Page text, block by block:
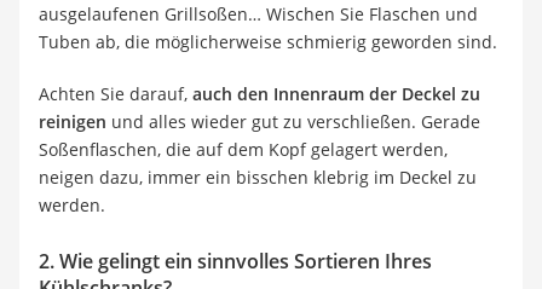
ausgelaufenen Grillsoßen… Wischen Sie Flaschen und
Tuben ab, die möglicherweise schmierig geworden sind.
Achten Sie darauf, auch den Innenraum der Deckel zu
reinigen und alles wieder gut zu verschließen. Gerade
Soßenflaschen, die auf dem Kopf gelagert werden,
neigen dazu, immer ein bisschen klebrig im Deckel zu
werden.
2. Wie gelingt ein sinnvolles Sortieren Ihres